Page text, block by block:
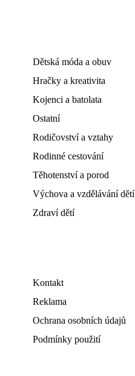
Dětská móda a obuv
Hračky a kreativita
Kojenci a batolata
Ostatní
Rodičovství a vztahy
Rodinné cestování
Těhotenství a porod
Výchova a vzdělávání dětí
Zdraví dětí
Kontakt
Reklama
Ochrana osobních údajů
Podmínky použití